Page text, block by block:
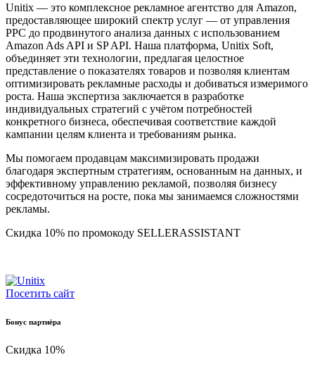
Unitix — это комплексное рекламное агентство для Amazon,
предоставляющее широкий спектр услуг — от управления
PPC до продвинутого анализа данных с использованием
Amazon Ads API и SP API. Наша платформа, Unitix Soft,
объединяет эти технологии, предлагая целостное
представление о показателях товаров и позволяя клиентам
оптимизировать рекламные расходы и добиваться измеримого
роста. Наша экспертиза заключается в разработке
индивидуальных стратегий с учётом потребностей
конкретного бизнеса, обеспечивая соответствие каждой
кампании целям клиента и требованиям рынка.
Мы помогаем продавцам максимизировать продажи
благодаря экспертным стратегиям, основанным на данных, и
эффективному управлению рекламой, позволяя бизнесу
сосредоточиться на росте, пока мы занимаемся сложностями
рекламы.
Скидка 10% по промокоду SELLERASSISTANT
Посетить сайт
Бонус партнёра
Скидка 10%